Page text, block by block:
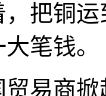
铜运
笔钱。
商掀